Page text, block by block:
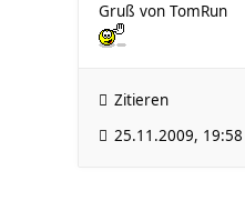
Gruß von TomRun
Zitieren
25.11.2009, 19:58